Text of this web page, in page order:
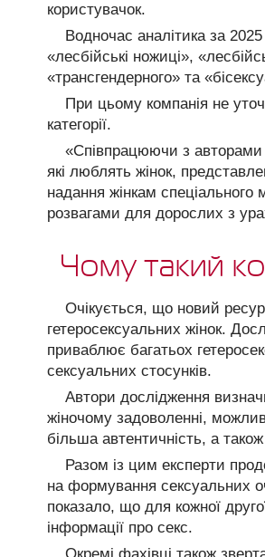
користувачок.
Водночас аналітика за
«лесбійські ножиці»,
«трансгендерного» та
При цьому компанія не
категорії.
«Співпрацюючи з авторами
які люблять жінок,
надання жінкам
розвагами для дорослих з
Чому такий
Очікується, що новий
гетеросексуальних жінок.
приваблює багатьох
сексуальних стосунків.
Автори дослідження
жіночому задоволенні,
більша автентичність, а
Разом із цим експерти
на формування сексуальних
показало, що для кожної
інформації про секс.